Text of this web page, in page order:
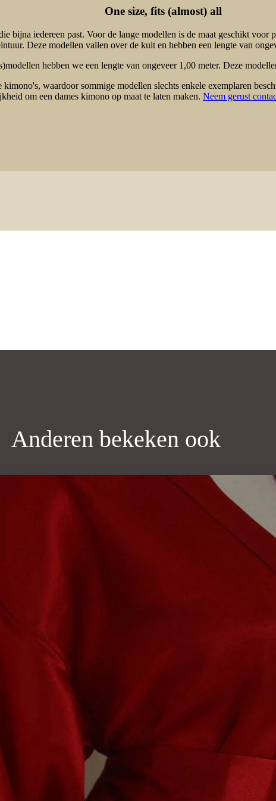
One size, fits (almost) all
bijna iedereen past. Voor de lange modellen is de maat geschikt voor
Deze modellen vallen over de kuit en hebben een lengte van
hebben we een lengte van ongeveer 1,00 meter. Deze
waardoor sommige modellen slechts enkele exemplaren
om een dames kimono op maat te laten maken. Neem gerust
Anderen bekeken ook